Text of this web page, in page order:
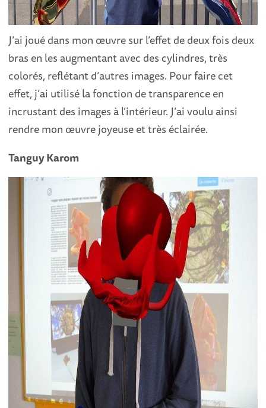
J’ai joué dans mon œuvre sur l’effet de deux fois deux
bras en les augmentant avec des cylindres, très
colorés, reflétant d’autres images. Pour faire cet
effet, j’ai utilisé la fonction de transparence en
incrustant des images à l’intérieur. J’ai voulu ainsi
rendre mon œuvre joyeuse et très éclairée.
Tanguy Karom